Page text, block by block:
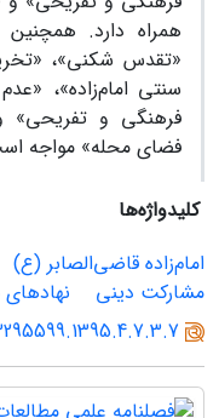
همراه دارد.
«تقدس ‌شکنی»،
سنتی امام‌زاده»،
فرهنگی و تفریحی»
فضای محله» مواجه
کلیدواژه‌ها
امام‌زاده قاضی‌الصابر (ع)
مشارکت دینی